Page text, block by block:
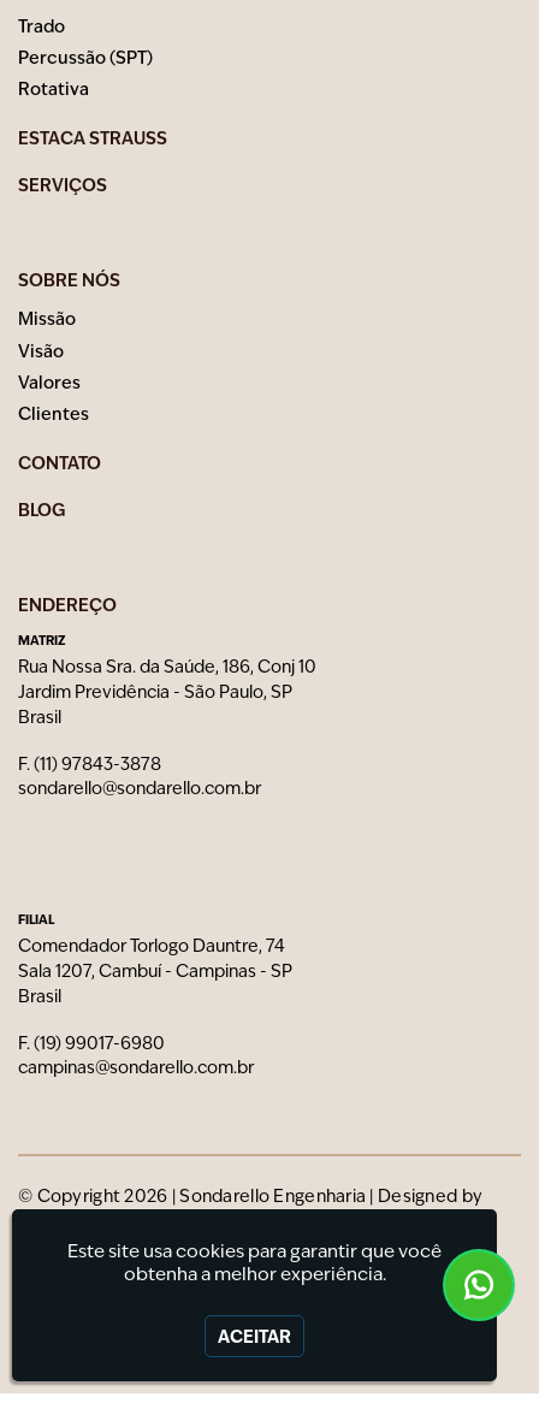
Trado
Percussão (SPT)
Rotativa
ESTACA STRAUSS
SERVIÇOS
SOBRE NÓS
Missão
Visão
Valores
Clientes
CONTATO
BLOG
ENDEREÇO
MATRIZ
Rua Nossa Sra. da Saúde, 186, Conj 10
Jardim Previdência - São Paulo, SP
Brasil
F. (11) 97843-3878
sondarello@sondarello.com.br
FILIAL
Comendador Torlogo Dauntre, 74
Sala 1207, Cambuí - Campinas - SP
Brasil
F. (19) 99017-6980
campinas@sondarello.com.br
© Copyright 2026 | Sondarello Engenharia | Designed by
Este site usa cookies para garantir que você
obtenha a melhor experiência.
ACEITAR